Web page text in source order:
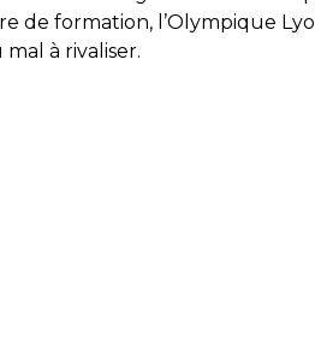
de formation, l’Olympique
à rivaliser.